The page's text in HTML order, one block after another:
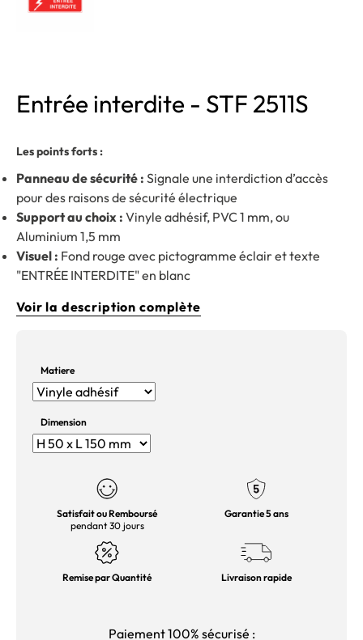
Entrée interdite - STF 2511S
Les points forts :
Panneau de sécurité : Signale une interdiction d’accès
pour des raisons de sécurité électrique
Support au choix : Vinyle adhésif, PVC 1 mm, ou
Aluminium 1,5 mm
Visuel : Fond rouge avec pictogramme éclair et texte
"ENTRÉE INTERDITE" en blanc
Voir la description complète
Matiere
Dimension
Satisfait ou Remboursé
pendant 30 jours
Garantie 5 ans
Remise par Quantité Livraison rapide
Paiement 100% sécurisé :